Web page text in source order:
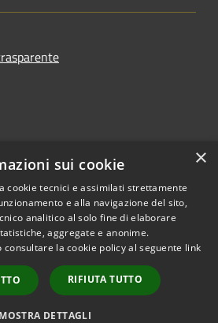
Copyright © 2026 • Comune di
Cattolica • Powered by
Municipium•
Accesso
redazione
×
sui cookie
cookie tecnici e assimilati strettamente
e alla navigazione del sito,
analitico al solo fine di elaborare
aggregate e anonime.
la cookie policy al seguente link
RIFIUTA TUTTO
MOSTRA DETTAGLI